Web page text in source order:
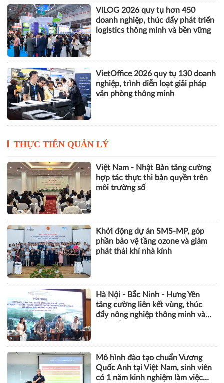
VILOG 2026 quy tụ hơn 450
doanh nghiệp, thúc đẩy phát triển
logistics thông minh và bền vững
VietOffice 2026 quy tụ 130 doanh
nghiệp, trình diễn loạt giải pháp
văn phòng thông minh
THỰC TIỄN QUẢN LÝ
Việt Nam - Nhật Bản tăng cường
hợp tác thực thi bản quyền trên
môi trường số
Khởi động dự án SMS-MP, góp
phần bảo vệ tầng ozone và giảm
phát thải khí nhà kính
Hà Nội - Bắc Ninh - Hưng Yên
tăng cường liên kết vùng, thúc
đẩy nông nghiệp thông minh và
Mô hình đào tạo chuẩn Vương
Quốc Anh tại Việt Nam, sinh viên
có 1 năm kinh nghiệm làm việc